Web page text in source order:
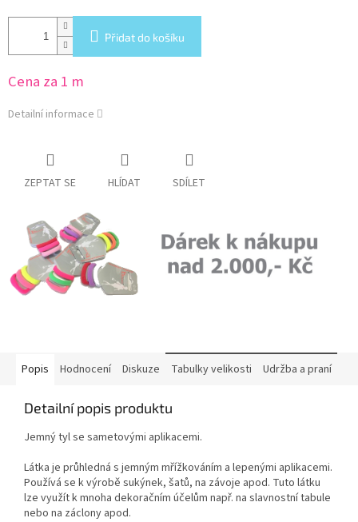
Přidat do košíku
Cena za 1 m
Detailní informace
ZEPTAT SE HLÍDAT SDÍLET
Popis Hodnocení Diskuze Tabulky velikosti Udržba a praní
Detailní popis produktu
Jemný tyl se sametovými aplikacemi.
Látka je průhledná s jemným mřížkováním a lepenými aplikacemi.
Používá se k výrobě sukýnek, šatů, na závoje apod. Tuto látku
lze využít k mnoha dekoračním účelům např. na slavnostní tabule
nebo na záclony apod.